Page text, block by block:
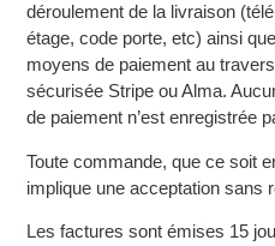
déroulement de la livraison
étage, code porte, etc) ainsi
moyens de paiement au
sécurisée Stripe ou Alma.
de paiement n’est enregistrée
Toute commande, que ce soit
implique une acceptation sans
Les factures sont émises 15